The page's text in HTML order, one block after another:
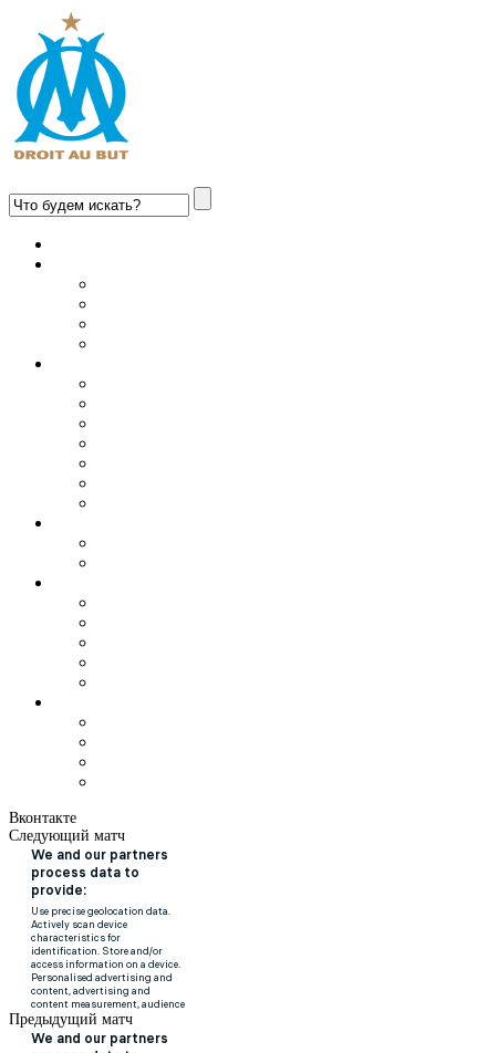
Вконтакте
Следующий матч
Предыдущий матч